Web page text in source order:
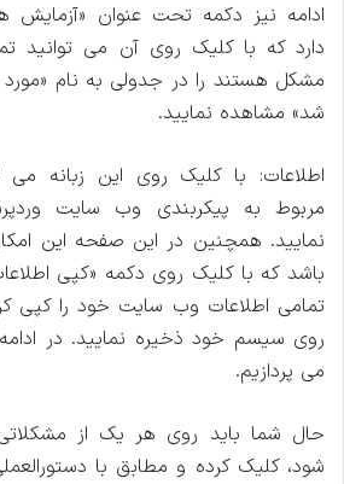
ادامه نیز دکمه تحت عنوان
دارد که با کلیک روی آن می توانید
مشکل هستند را در جدولی به نام
شد» مشاهده نمایید.
اطلاعات: با کلیک روی این زبانه می
مربوط به پیکربندی وب سایت
نمایید. همچنین در این صفحه این
باشد که با کلیک روی دکمه «کپی
تمامی اطلاعات وب سایت خود را کپی
روی سیسم خود ذخیره نمایید. در
می پردازیم.
حال شما باید روی هر یک از
شود، کلیک کرده و مطابق با